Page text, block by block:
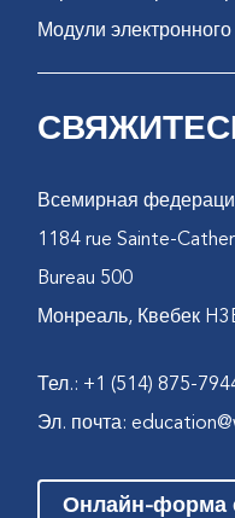
Модули
Всемирная
1184 rue Sainte-
Bureau 500
Монреаль, Квебек
Тел.: +1 (514) 875-
Эл. почта:
Онлайн-форма